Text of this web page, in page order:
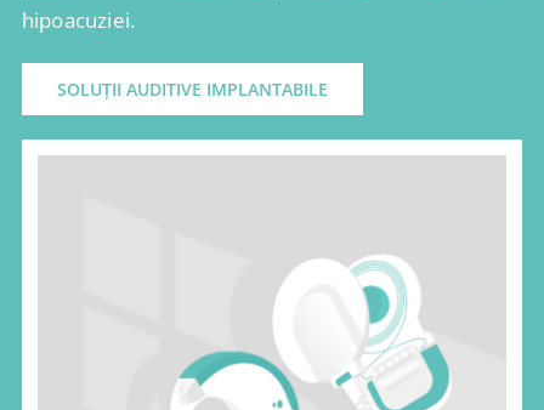
hipoacuziei.
SOLUȚII AUDITIVE IMPLANTABILE